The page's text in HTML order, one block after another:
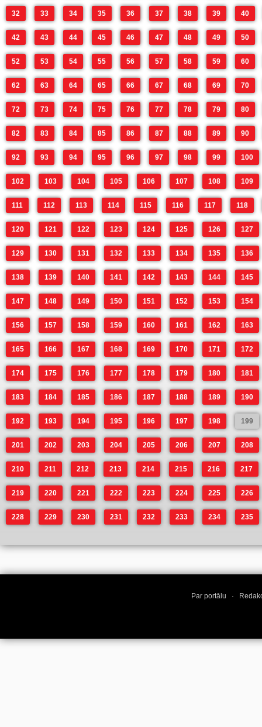
32 33 34 35 36 37 38 39 40
42 43 44 45 46 47 48 49 50
52 53 54 55 56 57 58 59 60
62 63 64 65 66 67 68 69 70
72 73 74 75 76 77 78 79 80
82 83 84 85 86 87 88 89 90
92 93 94 95 96 97 98 99 100
102 103 104 105 106 107 108 109
111 112 113 114 115 116 117 118
120 121 122 123 124 125 126 127
129 130 131 132 133 134 135 136
138 139 140 141 142 143 144 145
147 148 149 150 151 152 153 154
156 157 158 159 160 161 162 163
165 166 167 168 169 170 171 172
174 175 176 177 178 179 180 181
183 184 185 186 187 188 189 190
192 193 194 195 196 197 198 199
201 202 203 204 205 206 207 208
210 211 212 213 214 215 216 217
219 220 221 222 223 224 225 226
228 229 230 231 232 233 234 235
Par portālu ·